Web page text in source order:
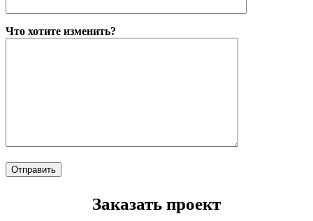
Что хотите изменить?
Заказать проект